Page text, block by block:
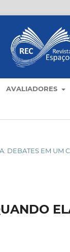
AVALIADORES
DEBATES EM UM